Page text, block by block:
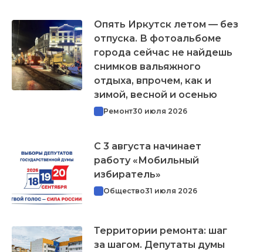
Опять Иркутск летом — без
отпуска. В фотоальбоме
города сейчас не найдешь
снимков вальяжного
отдыха, впрочем, как и
зимой, весной и осенью
Ремонт30 июля 2026
С 3 августа начинает
работу «Мобильный
избиратель»
Общество31 июля 2026
Территории ремонта: шаг
за шагом. Депутаты думы